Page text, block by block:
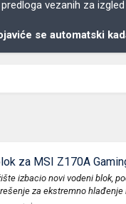
vezanih za
se automatski
za MSI Z170A
izbacio novi vodeni blok,
za ekstremno hlađenje